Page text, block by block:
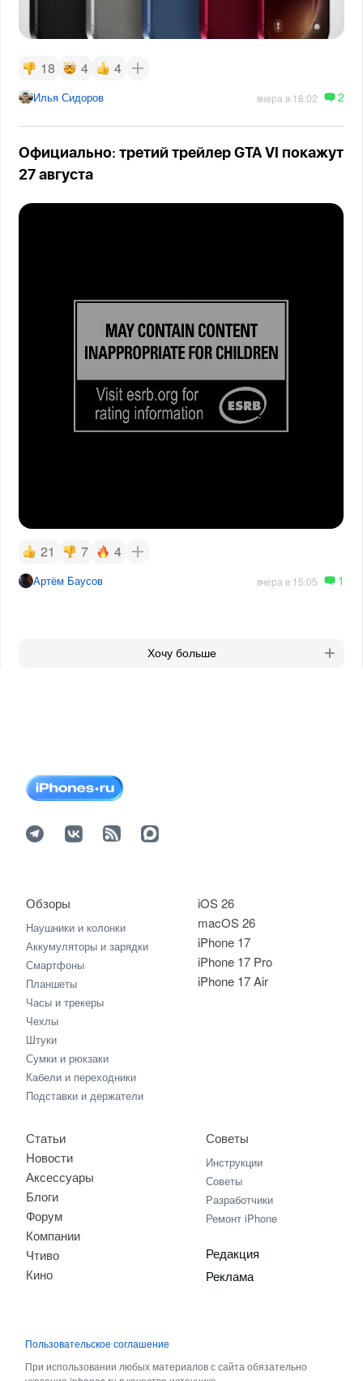
18 4 4
Илья Сидоров вчера в 18:02 2
Официально: третий трейлер GTA VI покажут
27 августа
21 7 4
Артём Баусов вчера в 15:05 1
Хочу больше
iOS 26
macOS 26
iPhone 17
iPhone 17 Pro
iPhone 17 Air
Обзоры
Наушники и колонки
Аккумуляторы и зарядки
Смартфоны
Планшеты
Часы и трекеры
Чехлы
Штуки
Сумки и рюкзаки
Кабели и переходники
Подставки и держатели
Статьи
Новости
Аксессуары
Блоги
Форум
Компании
Чтиво
Кино
Советы
Инструкции
Советы
Разработчики
Ремонт iPhone
Редакция
Реклама
Пользовательское соглашение
При использовании любых материалов с сайта обязательно